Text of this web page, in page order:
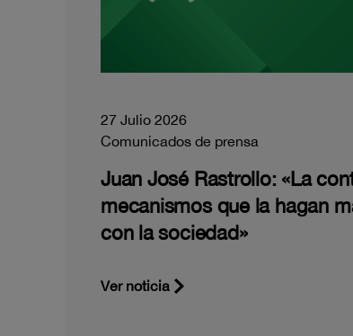
27 Julio 2026
Comunicados de prensa
Juan José Rastrollo: «La
mecanismos que la hagan
con la sociedad»
Ver noticia